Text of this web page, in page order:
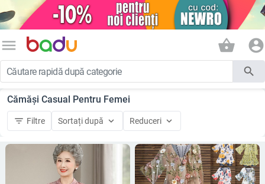
menu shopping_basket account_circle
search
Cămăși Casual Pentru Femei
filter_list Filtre Sortați după keyboard_arrow_down Reduceri keyboard_arrow_down